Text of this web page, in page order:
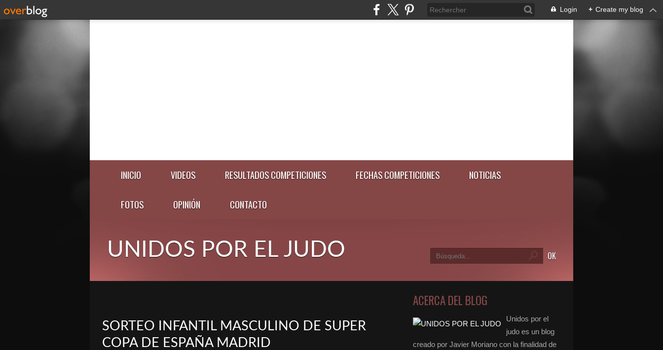
Login + Create my blog
INICIO VIDEOS RESULTADOS COMPETICIONES FECHAS COMPETICIONES NOTICIAS
FOTOS OPINIÓN CONTACTO
UNIDOS POR EL JUDO
SORTEO INFANTIL MASCULINO DE SUPER
COPA DE ESPAÑA MADRID
ACERCA DEL BLOG
Unidos por el
judo es un blog
creado por Javier Moriano con la finalidad de